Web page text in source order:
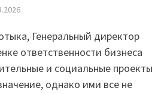
Генеральный директор
ответственности бизнеса
и социальные проекты
однако ими все не